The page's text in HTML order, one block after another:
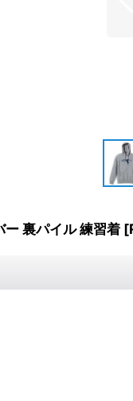
ー 裏パイル 練習着 [